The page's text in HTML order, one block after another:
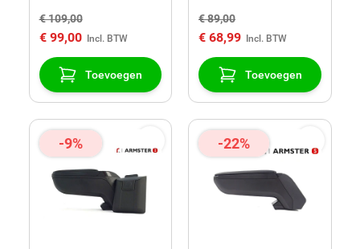
€ 109,00
€ 99,00
Toevoegen
€ 89,00
€ 68,99
Toevoegen
-9% -22%